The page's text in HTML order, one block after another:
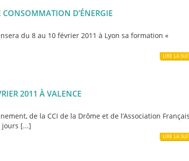
D’ÉNERGIE
du 8 au 10 février 2011 à Lyon sa formation «
LIRE LA
2011 À VALENCE
de la CCI de la Drôme et de l’Association
jours [...]
LIRE LA